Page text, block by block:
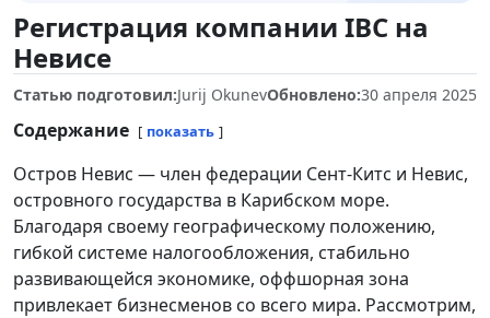
Регистрация компании IBC на
Невисе
Статью подготовил:Jurij OkunevОбновлено:30 апреля 2025
Содержание показать
Остров Невис — член федерации Сент-Китс и Невис,
островного государства в Карибском море.
Благодаря своему географическому положению,
гибкой системе налогообложения, стабильно
развивающейся экономике, оффшорная зона
привлекает бизнесменов со всего мира. Рассмотрим,